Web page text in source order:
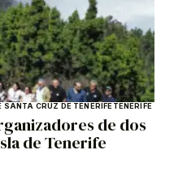
SANTA CRUZ DE TENERIFETENERIFE
de dos
de Tenerife